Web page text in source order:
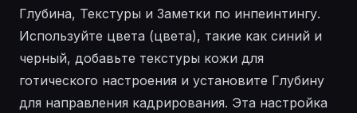
Глубина, Текстуры и Заметки по инпеинтингу.
Используйте цвета (цвета), такие как синий и
черный, добавьте текстуры кожи для
готического настроения и установите Глубину
для направления кадрирования. Эта настройка